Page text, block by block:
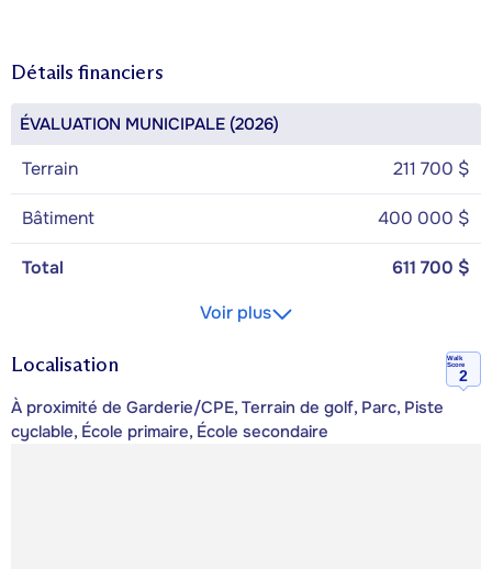
Détails financiers
ÉVALUATION MUNICIPALE (2026)
Terrain 211 700 $
Bâtiment 400 000 $
Total
611 700 $
Voir plus
Localisation
Walk
Score
2
À proximité de Garderie/CPE, Terrain de golf, Parc, Piste
cyclable, École primaire, École secondaire